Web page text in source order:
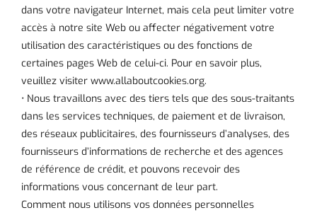
dans votre navigateur Internet, mais cela peut limiter votre
accès à notre site Web ou affecter négativement votre
utilisation des caractéristiques ou des fonctions de
certaines pages Web de celui-ci. Pour en savoir plus,
veuillez visiter www.allaboutcookies.org.
• Nous travaillons avec des tiers tels que des sous-traitants
dans les services techniques, de paiement et de livraison,
des réseaux publicitaires, des fournisseurs d’analyses, des
fournisseurs d’informations de recherche et des agences
de référence de crédit, et pouvons recevoir des
informations vous concernant de leur part.
Comment nous utilisons vos données personnelles